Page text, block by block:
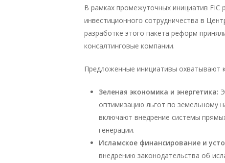
В рамках промежуточных инициатив FIC
инвестиционного сотрудничества в
разработке этого пакета реформ
консалтинговые компании.
Предложенные инициативы охватывают
Зеленая экономика и энергетика:
оптимизацию льгот по земельному
включают внедрение системы
генерации.
Исламское финансирование и
внедрению законодательства об